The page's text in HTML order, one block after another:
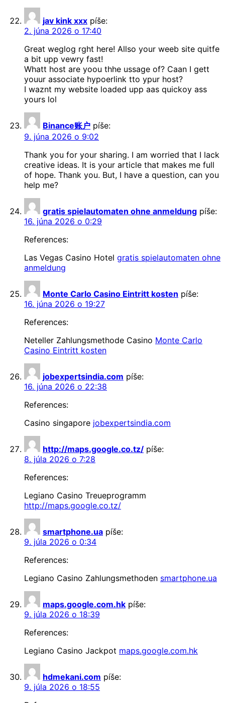
jav kink xxx píše:
2. júna 2026 o 17:40
Great weglog rght here! Allso your weeb site quitfe
a bit upp vewry fast!
Whatt host are yoou thhe ussage of? Caan I gett
youur associate hypoerlink tto ypur host?
I waznt my website loaded upp aas quickoy ass
yours lol
Binance账户 píše:
9. júna 2026 o 9:02
Thank you for your sharing. I am worried that I lack
creative ideas. It is your article that makes me full
of hope. Thank you. But, I have a question, can you
help me?
gratis spielautomaten ohne anmeldung píše:
16. júna 2026 o 0:29
References:
Las Vegas Casino Hotel gratis spielautomaten ohne
anmeldung
Monte Carlo Casino Eintritt kosten píše:
16. júna 2026 o 19:27
References:
Neteller Zahlungsmethode Casino Monte Carlo
Casino Eintritt kosten
jobexpertsindia.com píše:
16. júna 2026 o 22:38
References:
Casino singapore jobexpertsindia.com
http://maps.google.co.tz/ píše:
8. júla 2026 o 7:28
References:
Legiano Casino Treueprogramm
http://maps.google.co.tz/
smartphone.ua píše:
9. júla 2026 o 0:34
References:
Legiano Casino Zahlungsmethoden smartphone.ua
maps.google.com.hk píše:
9. júla 2026 o 18:39
References:
Legiano Casino Jackpot maps.google.com.hk
hdmekani.com píše:
9. júla 2026 o 18:55